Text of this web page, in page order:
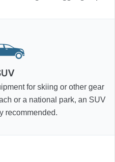
for skiing or other gear
or a national park, an SUV
recommended.